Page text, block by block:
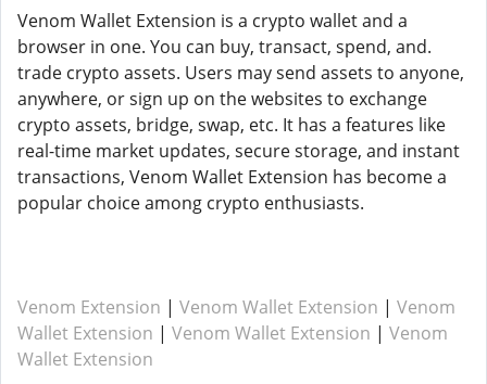
Venom Wallet Extension is a crypto wallet and a
browser in one. You can buy, transact, spend, and.
trade crypto assets. Users may send assets to anyone,
anywhere, or sign up on the websites to exchange
crypto assets, bridge, swap, etc. It has a features like
real-time market updates, secure storage, and instant
transactions, Venom Wallet Extension has become a
popular choice among crypto enthusiasts.
Venom Extension | Venom Wallet Extension | Venom
Wallet Extension | Venom Wallet Extension | Venom
Wallet Extension